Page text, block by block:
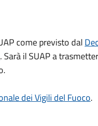
come previsto dal
. Sarà il SUAP a
dei Vigili del Fuoco.